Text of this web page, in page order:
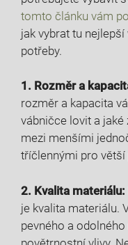
tomto článku⁤ vám‌
jak ⁢vybrat tu
potřeby.
1. Rozměr ⁤a
rozměr a ⁢kapacita
vábničce‌ lovit‌ a
mezi menšími
tříčlennými pro větší⁤
2. Kvalita⁣ materiálu:
je kvalita materiálu.
pevného ‌a